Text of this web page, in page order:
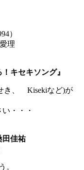
）
理
キセキソング』
き、 Kisekiなど)が
・・・
田佳祐
。